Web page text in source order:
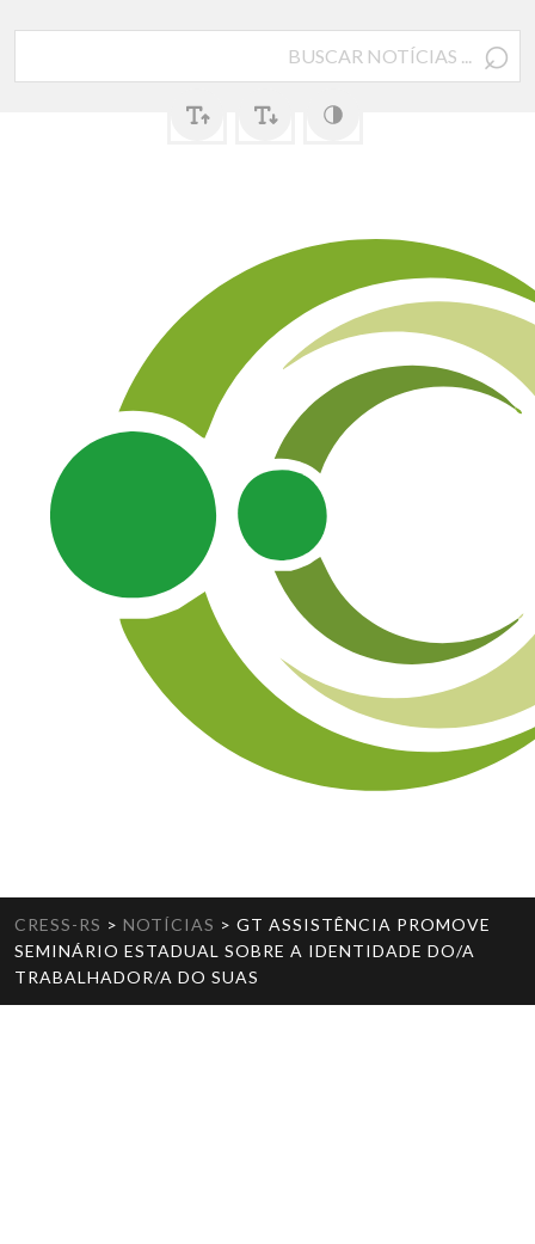
⌕
CRESS-RS > NOTÍCIAS > GT ASSISTÊNCIA PROMOVE
SEMINÁRIO ESTADUAL SOBRE A IDENTIDADE DO/A
TRABALHADOR/A DO SUAS